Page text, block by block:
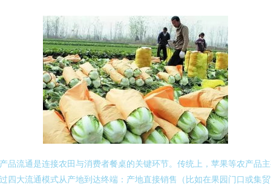
品流通是连接农田与消费者餐桌的关键环节。传统上，苹果等农产品
四大流通模式从产地到达终端：产地直接销售（比如在果园门口或集